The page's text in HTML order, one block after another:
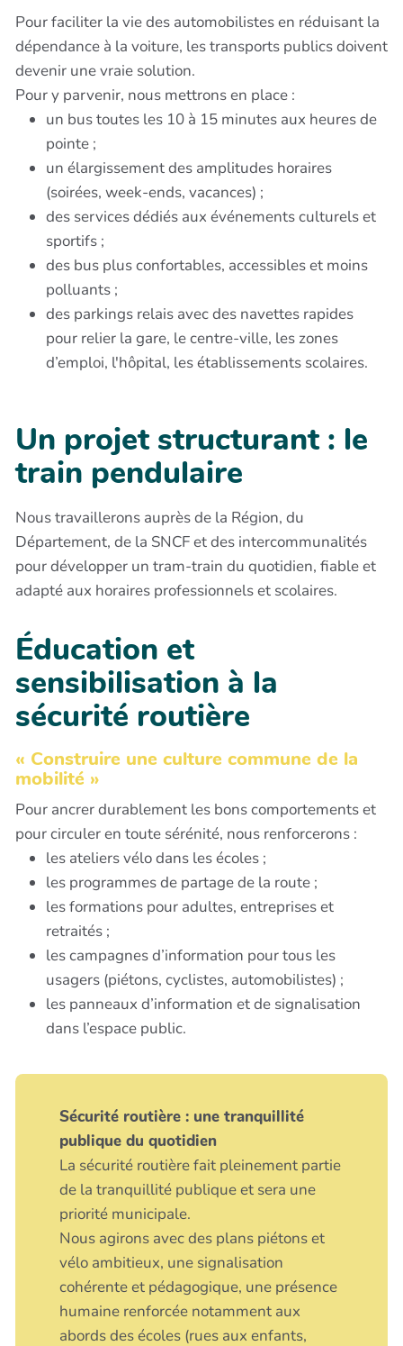
Pour faciliter la vie des automobilistes en réduisant la
dépendance à la voiture, les transports publics doivent
devenir une vraie solution.
Pour y parvenir, nous mettrons en place :
un bus toutes les 10 à 15 minutes aux heures de
pointe ;
un élargissement des amplitudes horaires
(soirées, week-ends, vacances) ;
des services dédiés aux événements culturels et
sportifs ;
des bus plus confortables, accessibles et moins
polluants ;
des parkings relais avec des navettes rapides
pour relier la gare, le centre-ville, les zones
d’emploi, l'hôpital, les établissements scolaires.
Un projet structurant : le
train pendulaire
Nous travaillerons auprès de la Région, du
Département, de la SNCF et des intercommunalités
pour développer un tram-train du quotidien, fiable et
adapté aux horaires professionnels et scolaires.
Éducation et
sensibilisation à la
sécurité routière
« Construire une culture commune de la
mobilité »
Pour ancrer durablement les bons comportements et
pour circuler en toute sérénité, nous renforcerons :
les ateliers vélo dans les écoles ;
les programmes de partage de la route ;
les formations pour adultes, entreprises et
retraités ;
les campagnes d’information pour tous les
usagers (piétons, cyclistes, automobilistes) ;
les panneaux d’information et de signalisation
dans l’espace public.
Sécurité routière : une tranquillité
publique du quotidien
La sécurité routière fait pleinement partie
de la tranquillité publique et sera une
priorité municipale.
Nous agirons avec des plans piétons et
vélo ambitieux, une signalisation
cohérente et pédagogique, une présence
humaine renforcée notamment aux
abords des écoles (rues aux enfants,